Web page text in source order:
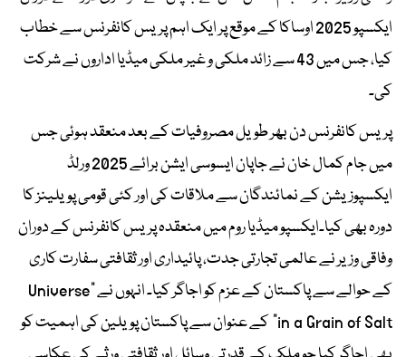
ایکسپو 2025 اوساکا کے موقع پر ایک اہم پریس کانفرنس سے خطاب
کیا، جس میں 43 سے زائد ملکی و غیر ملکی میڈیا اداروں نے شرکت
کی۔
پریس کانفرنس دن بھر طویل مصروفیات کے بعد منعقد ہوئی جس
میں جام کمال خان نے جاپان ایسوسی ایشن برائے 2025 ورلڈ
ایکسپوزیشن کے نمائندگان سے ملاقات کی اور کئی قومی پویلینز کا
دورہ بھی کیا۔ایکسپو میڈیا روم میں منعقدہ پریس کانفرنس کے دوران
وفاقی وزیر نے عالمی تجارتی جدت، پائیداری اور ثقافتی سفارت کاری
کے حوالے سے پاکستان کے عزم کو اجاگر کیا۔ انہوں نے “Universe
in a Grain of Salt” کے عنوان سے پاکستان پویلین کی اہمیت کو